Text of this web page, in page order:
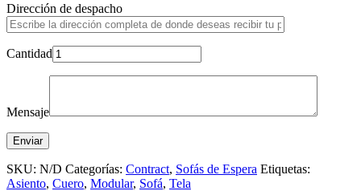
Dirección de despacho
Cantidad
Mensaje
SKU: N/D Categorías: Contract, Sofás de Espera Etiquetas:
Asiento, Cuero, Modular, Sofá, Tela